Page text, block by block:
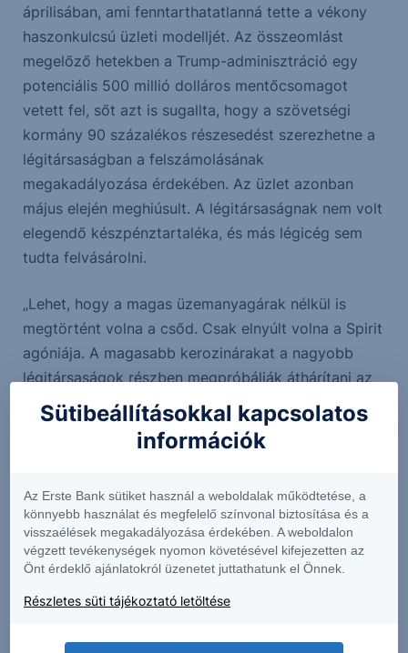
áprilisában, ami fenntarthatatlanná tette a vékony
haszonkulcsú üzleti modelljét. Az összeomlást
megelőző hetekben a Trump-adminisztráció egy
potenciális 500 millió dolláros mentőcsomagot
vetett fel, sőt azt is sugallta, hogy a szövetségi
kormány 90 százalékos részesedést szerezhetne a
légitársaságban a felszámolásának
megakadályozása érdekében. Az üzlet azonban
május elején meghiúsult. A légitársaságnak nem volt
elegendő készpénztartaléka, és más légicég sem
tudta felvásárolni.
„Lehet, hogy a magas üzemanyagárak nélkül is
megtörtént volna a csőd. Csak elnyúlt volna a Spirit
agóniája. A magasabb kerozinárakat a nagyobb
légitársaságok részben megpróbálják áthárítani az
utasokra ameddig lehetséges, ha pedig a cégek
benyelik a magasabb költségek egy részét, az
számukra a kisebb nyereség képében fog
A megújuló energiát termelő cégek ebből a
helyzetből viszont hosszabb távon profitálhatnak.
„Az S&P 500 vállalatai közül már 450 közzétette a
tükrözi az iráni konfliktus hatásait, mert február
Sütibeállításokkal kapcsolatos
információk
Az Erste Bank sütiket használ a weboldalak működtetése, a
könnyebb használat és megfelelő színvonal biztosítása és a
visszaélések megakadályozása érdekében. A weboldalon
végzett tevékenységek nyomon követésével kifejezetten az
Önt érdeklő ajánlatokról üzenetet juttathatunk el Önnek.
Részletes süti tájékoztató letöltése